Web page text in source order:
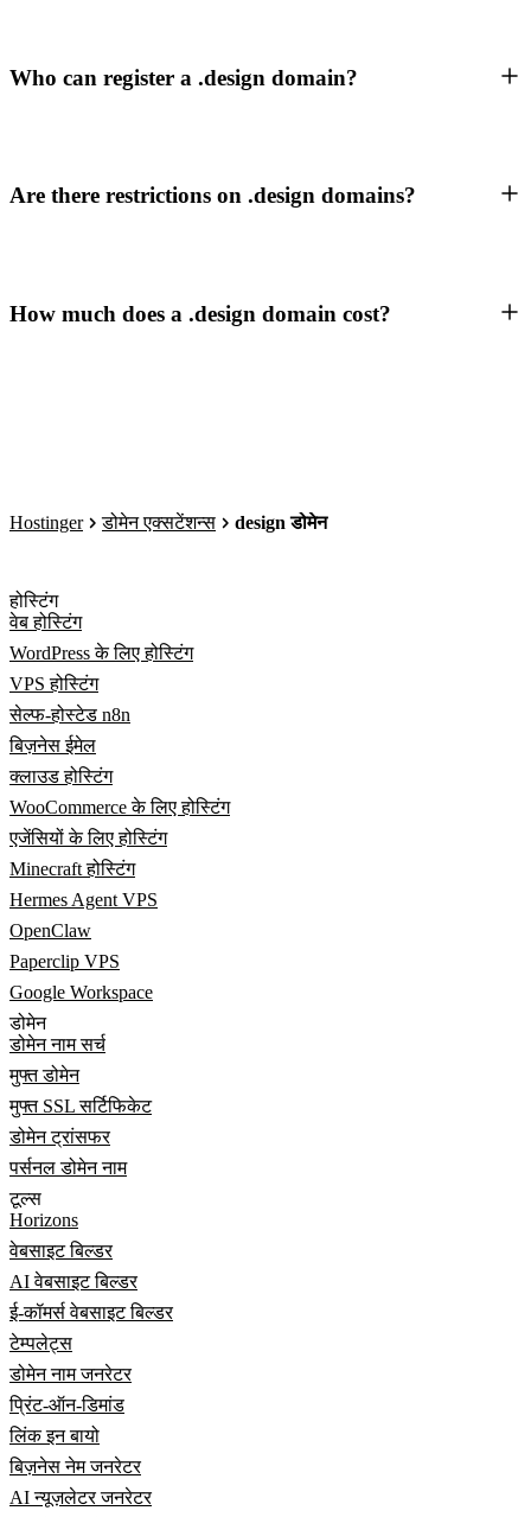
Who can register a .design domain?
Are there restrictions on .design domains?
How much does a .design domain cost?
Hostinger डोमेन एक्सटेंशन्स design डोमेन
होस्टिंग
वेब होस्टिंग
WordPress के लिए होस्टिंग
VPS होस्टिंग
सेल्फ-होस्टेड n8n
बिज़नेस ईमेल
क्लाउड होस्टिंग
WooCommerce के लिए होस्टिंग
एजेंसियों के लिए होस्टिंग
Minecraft होस्टिंग
Hermes Agent VPS
OpenClaw
Paperclip VPS
Google Workspace
डोमेन
डोमेन नाम सर्च
मुफ्त डोमेन
मुफ्त SSL सर्टिफिकेट
डोमेन ट्रांसफर
पर्सनल डोमेन नाम
टूल्स
Horizons
वेबसाइट बिल्डर
AI वेबसाइट बिल्डर
ई-कॉमर्स वेबसाइट बिल्डर
टेम्पलेट्स
डोमेन नाम जनरेटर
प्रिंट-ऑन-डिमांड
लिंक इन बायो
बिज़नेस नेम जनरेटर
AI न्यूज़लेटर जनरेटर